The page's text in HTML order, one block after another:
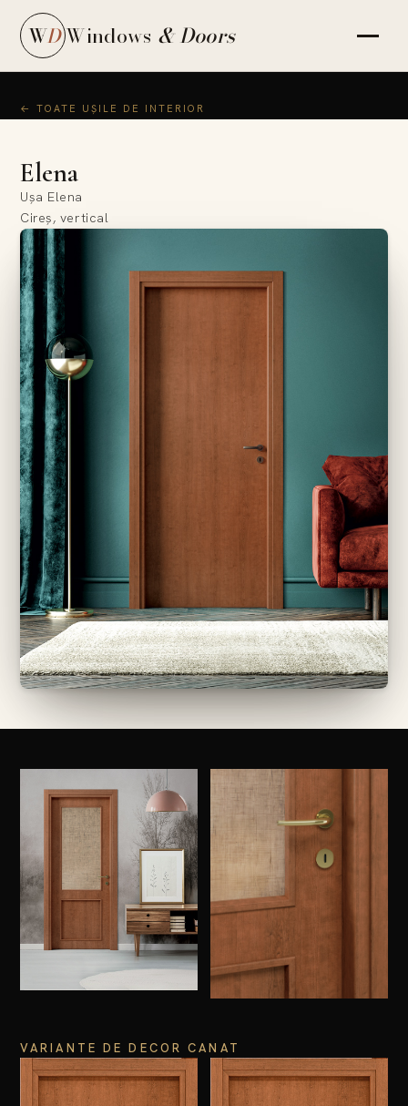
WD Windows & Doors
← TOATE UȘILE DE INTERIOR
Elena
Ușa Elena
Cireș, vertical
VARIANTE DE DECOR CANAT